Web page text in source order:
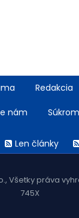
Redakcia
nám
Len články
Všetky práva
745X